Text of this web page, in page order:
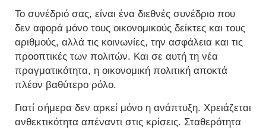
Το συνέδριό σας, είναι ένα διεθνές συνέδριο που
δεν αφορά μόνο τους οικονομικούς δείκτες και τους
αριθμούς, αλλά τις κοινωνίες, την ασφάλεια και τις
προοπτικές των πολιτών. Και σε αυτή τη νέα
πραγματικότητα, η οικονομική πολιτική αποκτά
πλέον βαθύτερο ρόλο.
Γιατί σήμερα δεν αρκεί μόνο η ανάπτυξη. Χρειάζεται
ανθεκτικότητα απέναντι στις κρίσεις. Σταθερότητα